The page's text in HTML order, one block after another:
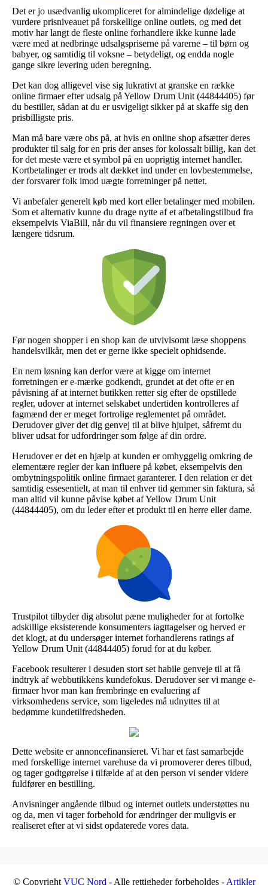
Det er jo usædvanlig ukompliceret for almindelige dødelige at
vurdere prisniveauet på forskellige online outlets, og med det
motiv har langt de fleste online forhandlere ikke kunne lade
være med at nedbringe udsalgspriserne på varerne – til børn og
babyer, og samtidig til voksne – betydeligt, og endda nogle
gange sikre levering uden beregning.
Det kan dog alligevel vise sig lukrativt at granske en række
online firmaer efter udsalg på Yellow Drum Unit (44844405) før
du bestiller, sådan at du er usvigeligt sikker på at skaffe sig den
prisbilligste pris.
Man må bare være obs på, at hvis en online shop afsætter deres
produkter til salg for en pris der anses for kolossalt billig, kan det
for det meste være et symbol på en uoprigtig internet handler.
Kortbetalinger er trods alt dækket ind under en lovbestemmelse,
der forsvarer folk imod uægte forretninger på nettet.
Vi anbefaler generelt køb med kort eller betalinger med mobilen.
Som et alternativ kunne du drage nytte af et afbetalingstilbud fra
eksempelvis ViaBill, når du vil finansiere regningen over et
længere tidsrum.
Før nogen shopper i en shop kan de utvivlsomt læse shoppens
handelsvilkår, men det er gerne ikke specielt ophidsende.
En nem løsning kan derfor være at kigge om internet
forretningen er e-mærke godkendt, grundet at det ofte er en
påvisning af at internet butikken retter sig efter de opstillede
regler, udover at internet selskabet undertiden kontrolleres af
fagmænd der er meget fortrolige reglementet på området.
Derudover giver det dig genvej til at blive hjulpet, såfremt du
bliver udsat for udfordringer som følge af din ordre.
Herudover er det en hjælp at kunden er omhyggelig omkring de
elementære regler der kan influere på købet, eksempelvis den
ombytningspolitik online firmaet garanterer. I den relation er det
samtidig essesentielt, at man til enhver tid gemmer sin faktura, så
man altid vil kunne påvise købet af Yellow Drum Unit
(44844405), om du leder efter et produkt til en herre eller dame.
Trustpilot tilbyder dig absolut pæne muligheder for at fortolke
adskillige eksisterende konsumenters iagttagelser og herved er
det klogt, at du undersøger internet forhandlerens ratings af
Yellow Drum Unit (44844405) forud for at du køber.
Facebook resulterer i desuden stort set habile genveje til at få
indtryk af webbutikkens kundefokus. Derudover ser vi mange e-
firmaer hvor man kan frembringe en evaluering af
virksomhedens service, som ligeledes må udnyttes til at
bedømme kundetilfredsheden.
Dette website er annoncefinansieret. Vi har et fast samarbejde
med forskellige internet varehuse da vi promoverer deres tilbud,
og tager godtgørelse i tilfælde af at den person vi sender videre
fuldfører en bestilling.
Anvisninger angående tilbud og internet outlets understøttes nu
og da, men vi tager forbehold for ændringer der muligvis er
realiseret efter at vi sidst opdaterede vores data.
© Copyright VUC Nord - Alle rettigheder forbeholdes - Artikler